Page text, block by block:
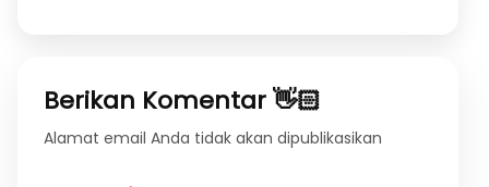
Berikan Komentar 👋🏻
Alamat email Anda tidak akan dipublikasikan